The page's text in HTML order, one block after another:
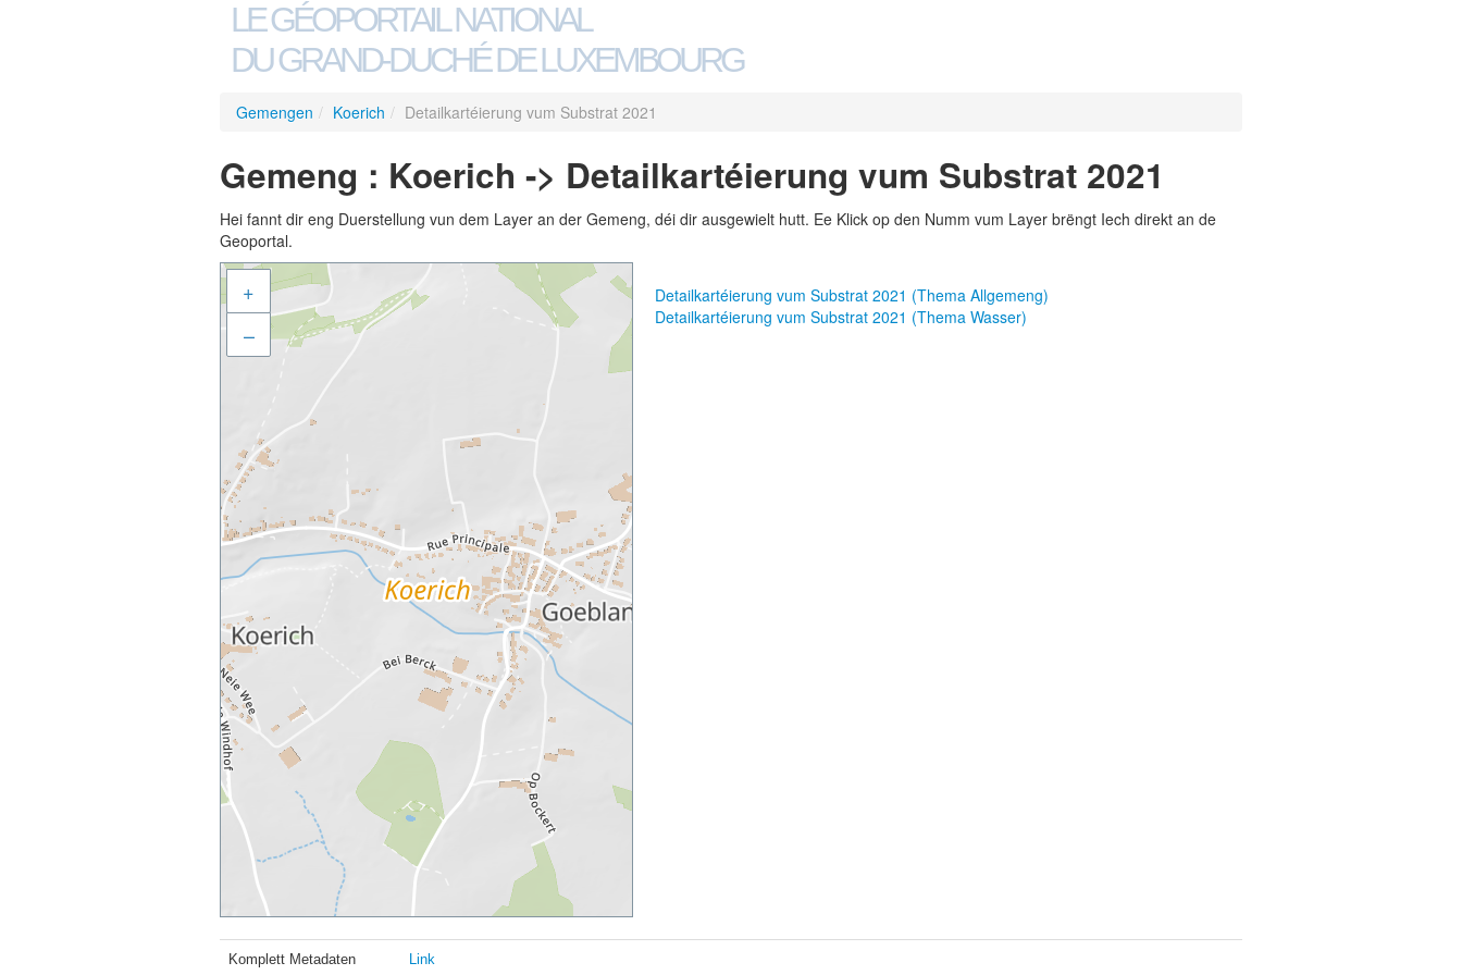
LE GÉOPORTAIL NATIONAL
DU GRAND-DUCHÉ DE LUXEMBOURG
Gemengen / Koerich / Detailkartéierung vum Substrat 2021
Gemeng : Koerich -> Detailkartéierung vum Substrat 2021
Hei fannt dir eng Duerstellung vun dem Layer an der Gemeng, déi dir ausgewielt hutt. Ee Klick op den Numm vum Layer brëngt Iech direkt an de
Geoportal.
+
–
Detailkartéierung vum Substrat 2021 (Thema Allgemeng)
Detailkartéierung vum Substrat 2021 (Thema Wasser)
Komplett Metadaten Link